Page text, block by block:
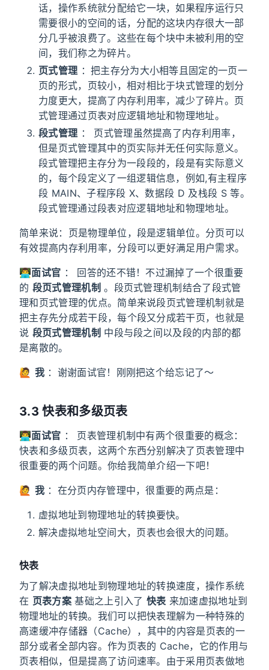
话，操作系统就分配给它一块，如果程序运行只
需要很小的空间的话，分配的这块内存很大一部
分几乎被浪费了。这些在每个块中未被利用的空
间，我们称之为碎片。
页式管理 ：把主存分为大小相等且固定的一页一
页的形式，页较小，相对相比于块式管理的划分
力度更大，提高了内存利用率，减少了碎片。页
式管理通过页表对应逻辑地址和物理地址。
段式管理 ： 页式管理虽然提高了内存利用率，
但是页式管理其中的页实际并无任何实际意义。
段式管理把主存分为一段段的，段是有实际意义
的，每个段定义了一组逻辑信息，例如,有主程序
段 MAIN、子程序段 X、数据段 D 及栈段 S 等。
段式管理通过段表对应逻辑地址和物理地址。
简单来说：页是物理单位，段是逻辑单位。分页可以
有效提高内存利用率，分段可以更好满足用户需求。
👨‍💻面试官 ： 回答的还不错！不过漏掉了一个很重要
的 段页式管理机制 。段页式管理机制结合了段式管
理和页式管理的优点。简单来说段页式管理机制就是
把主存先分成若干段，每个段又分成若干页，也就是
说 段页式管理机制 中段与段之间以及段的内部的都
是离散的。
🙋 我：谢谢面试官！刚刚把这个给忘记了～
3.3 快表和多级页表
👨‍💻面试官 ： 页表管理机制中有两个很重要的概念：
快表和多级页表，这两个东西分别解决了页表管理中
很重要的两个问题。你给我简单介绍一下吧！
🙋 我：在分页内存管理中，很重要的两点是：
虚拟地址到物理地址的转换要快。
解决虚拟地址空间大，页表也会很大的问题。
快表
为了解决虚拟地址到物理地址的转换速度，操作系统
在 页表方案基础之上引入了 快表来加速虚拟地址到
物理地址的转换。我们可以把快表理解为一种特殊的
高速缓冲存储器（Cache），其中的内容是页表的一
部分或者全部内容。作为页表的 Cache，它的作用与
页表相似，但是提高了访问速率。由于采用页表做地